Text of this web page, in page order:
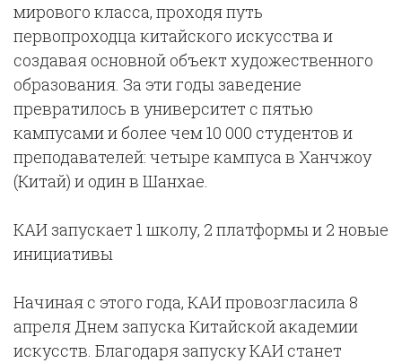
мирового класса, проходя путь
первопроходца китайского искусства и
создавая основной объект художественного
образования. За эти годы заведение
превратилось в университет с пятью
кампусами и более чем 10 000 студентов и
преподавателей: четыре кампуса в Ханчжоу
(Китай) и один в Шанхае.
КАИ запускает 1 школу, 2 платформы и 2 новые
инициативы
Начиная с этого года, КАИ провозгласила 8
апреля Днем запуска Китайской академии
искусств. Благодаря запуску КАИ станет